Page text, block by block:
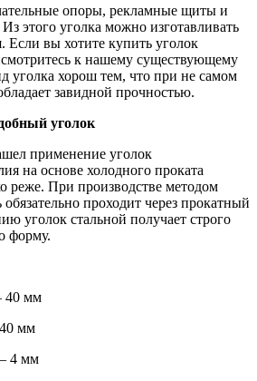
опоры, рекламные щиты и
этого уголка можно изготавливать
Если вы хотите купить уголок
к нашему существующему
уголка хорош тем, что при не самом
завидной прочностью.
уголок
применение уголок
на основе холодного проката
реже. При производстве методом
обязательно проходит через прокатный
уголок стальной получает строго
форму.
мм
мм
4 мм